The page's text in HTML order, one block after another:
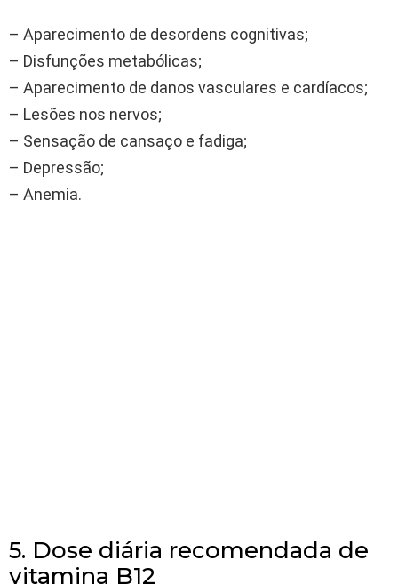
– Aparecimento de desordens cognitivas;
– Disfunções metabólicas;
– Aparecimento de danos vasculares e cardíacos;
– Lesões nos nervos;
– Sensação de cansaço e fadiga;
– Depressão;
– Anemia.
5. Dose diária recomendada de
vitamina B12